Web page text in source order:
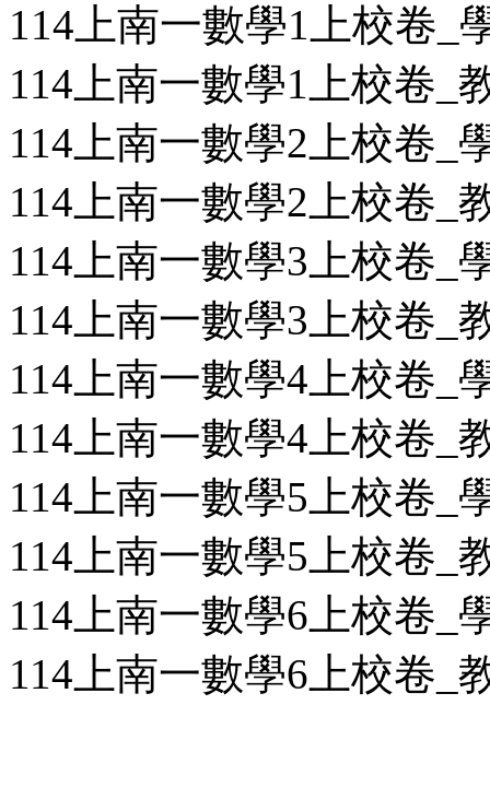
114上南一數學1上校卷_
114上南一數學1上校卷_
114上南一數學2上校卷_
114上南一數學2上校卷_
114上南一數學3上校卷_
114上南一數學3上校卷_
114上南一數學4上校卷_
114上南一數學4上校卷_
114上南一數學5上校卷_
114上南一數學5上校卷_
114上南一數學6上校卷_
114上南一數學6上校卷_